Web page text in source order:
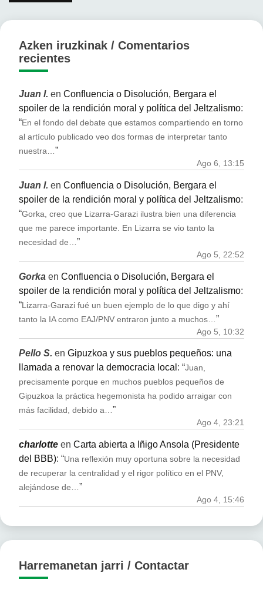
entradas
Azken iruzkinak / Comentarios
recientes
Juan I. en Confluencia o Disolución, Bergara el
spoiler de la rendición moral y política del Jeltzalismo:
“En el fondo del debate que estamos compartiendo en torno
al artículo publicado veo dos formas de interpretar tanto
nuestra… ”
Ago 6, 13:15
Juan I. en Confluencia o Disolución, Bergara el
spoiler de la rendición moral y política del Jeltzalismo:
“Gorka, creo que Lizarra-Garazi ilustra bien una diferencia
que me parece importante. En Lizarra se vio tanto la
necesidad de… ”
Ago 5, 22:52
Gorka en Confluencia o Disolución, Bergara el
spoiler de la rendición moral y política del Jeltzalismo:
“Lizarra-Garazi fué un buen ejemplo de lo que digo y ahí
tanto la IA como EAJ/PNV entraron junto a muchos… ”
Ago 5, 10:32
Pello S. en Gipuzkoa y sus pueblos pequeños: una
llamada a renovar la democracia local : “Juan,
precisamente porque en muchos pueblos pequeños de
Gipuzkoa la práctica hegemonista ha podido arraigar con
más facilidad, debido a…”
Ago 4, 23:21
charlotte en Carta abierta a Iñigo Ansola (Presidente
del BBB): “Una reflexión muy oportuna sobre la necesidad
de recuperar la centralidad y el rigor político en el PNV,
alejándose de…”
Ago 4, 15:46
Harremanetan jarri / Contactar